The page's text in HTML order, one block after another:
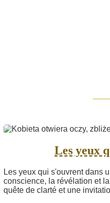
Les yeux
Les yeux qui s'ouvrent dans
conscience, la révélation et
quête de clarté et une